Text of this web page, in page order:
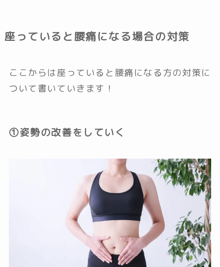
座っていると腰痛になる場合の対策
ここからは座っていると腰痛になる方の対策に
ついて書いていきます！
①姿勢の改善をしていく